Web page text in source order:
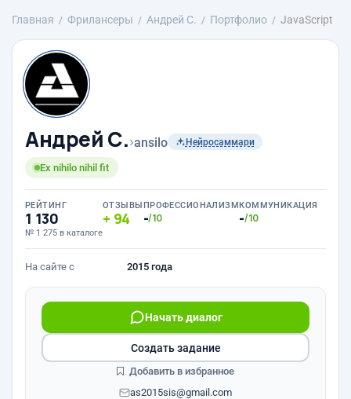
Главная Фрилансеры Андрей С. Портфолио JavaScript
Андрей С.›ansilo Нейросаммари
Ex nihilo nihil fit
РЕЙТИНГ
1 130
№ 1 275 в каталоге
ОТЗЫВЫ
94
ПРОФЕССИОНАЛИЗМ
-/10
КОММУНИКАЦИЯ
-/10
На сайте с 2015 года
Начать диалог
as2015sis@gmail.com
Создать задание
Добавить в избранное